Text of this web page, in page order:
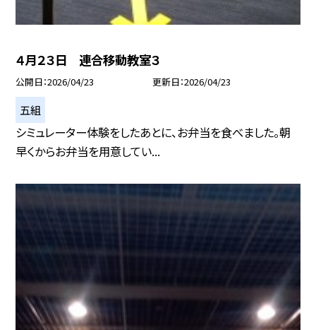
４月２３日 連合移動教室３
公開日 2026/04/23 更新日 2026/04/23
五組
シミュレーター体験をしたあとに、お弁当を食べました。朝
早くからお弁当を用意してい...